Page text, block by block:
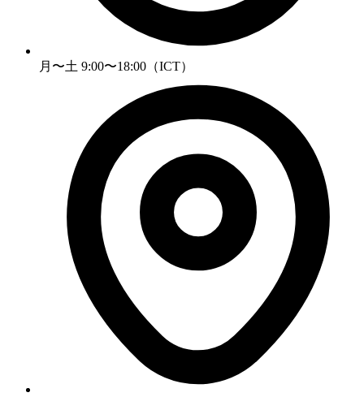
月〜土 9:00〜18:00（ICT）